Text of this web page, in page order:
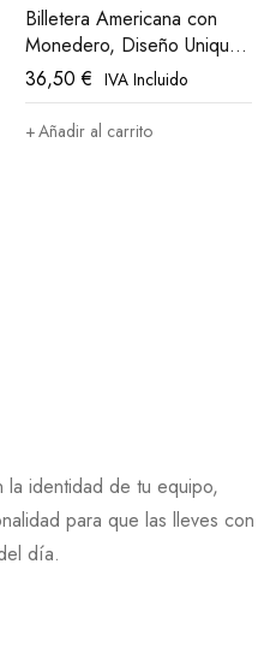
Billetera Americana con
Monedero, Diseño Unique
in The World Athletic Club
Bilbao
36,50€ IVA Incluido
Añadir al carrito
la identidad de tu equipo,
para que las lleves con
día.